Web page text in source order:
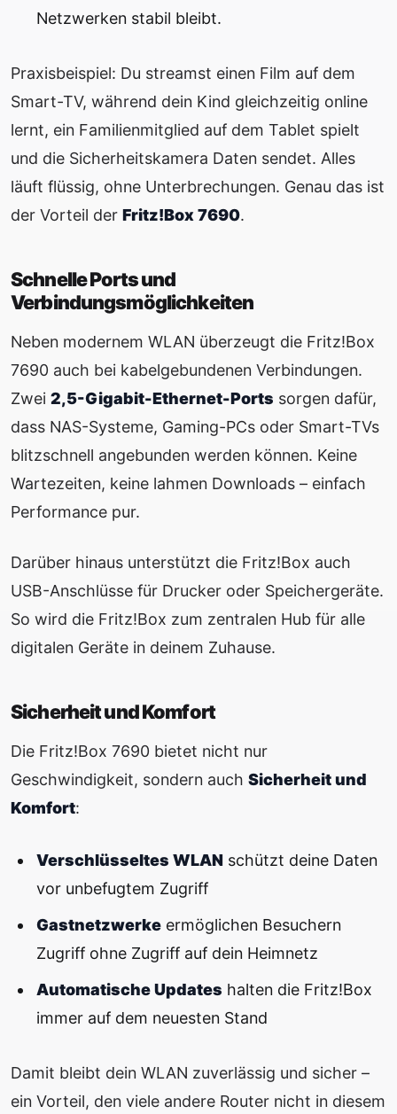
Netzwerken stabil bleibt.
Praxisbeispiel: Du streamst einen Film auf dem
Smart-TV, während dein Kind gleichzeitig online
lernt, ein Familienmitglied auf dem Tablet spielt
und die Sicherheitskamera Daten sendet. Alles
läuft flüssig, ohne Unterbrechungen. Genau das ist
der Vorteil der Fritz!Box 7690.
Schnelle Ports und
Verbindungsmöglichkeiten
Neben modernem WLAN überzeugt die Fritz!Box
7690 auch bei kabelgebundenen Verbindungen.
Zwei 2,5-Gigabit-Ethernet-Ports sorgen dafür,
dass NAS-Systeme, Gaming-PCs oder Smart-TVs
blitzschnell angebunden werden können. Keine
Wartezeiten, keine lahmen Downloads – einfach
Performance pur.
Darüber hinaus unterstützt die Fritz!Box auch
USB-Anschlüsse für Drucker oder Speichergeräte.
So wird die Fritz!Box zum zentralen Hub für alle
digitalen Geräte in deinem Zuhause.
Sicherheit und Komfort
Die Fritz!Box 7690 bietet nicht nur
Geschwindigkeit, sondern auch Sicherheit und
Komfort:
Verschlüsseltes WLANschützt deine Daten
vor unbefugtem Zugriff
Gastnetzwerkeermöglichen Besuchern
Zugriff ohne Zugriff auf dein Heimnetz
Automatische Updates halten die Fritz!Box
immer auf dem neuesten Stand
Damit bleibt dein WLAN zuverlässig und sicher –
ein Vorteil, den viele andere Router nicht in diesem